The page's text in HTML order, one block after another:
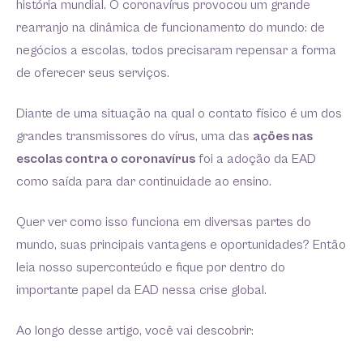
história mundial. O coronavírus provocou um grande
rearranjo na dinâmica de funcionamento do mundo: de
negócios a escolas, todos precisaram repensar a forma
de oferecer seus serviços.
Diante de uma situação na qual o contato físico é um dos
grandes transmissores do vírus, uma das ações nas
escolas contra o coronavírus foi a adoção da EAD
como saída para dar continuidade ao ensino.
Quer ver como isso funciona em diversas partes do
mundo, suas principais vantagens e oportunidades? Então
leia nosso superconteúdo e fique por dentro do
importante papel da EAD nessa crise global.
Ao longo desse artigo, você vai descobrir: